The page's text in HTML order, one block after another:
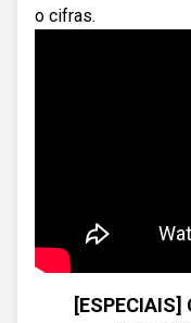
o cifras.
[ESPECIAIS]